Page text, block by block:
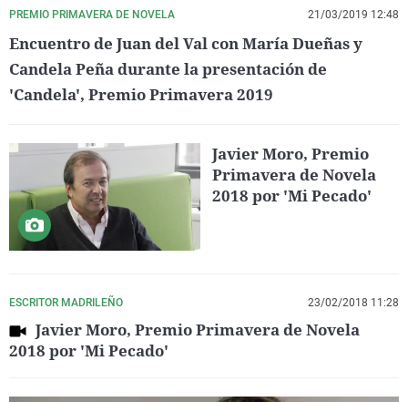
PREMIO PRIMAVERA DE NOVELA 21/03/2019 12:48
Encuentro de Juan del Val con María Dueñas y
Candela Peña durante la presentación de
'Candela', Premio Primavera 2019
Javier Moro, Premio
Primavera de Novela
2018 por 'Mi Pecado'
ESCRITOR MADRILEÑO 23/02/2018 11:28
Javier Moro, Premio Primavera de Novela
2018 por 'Mi Pecado'